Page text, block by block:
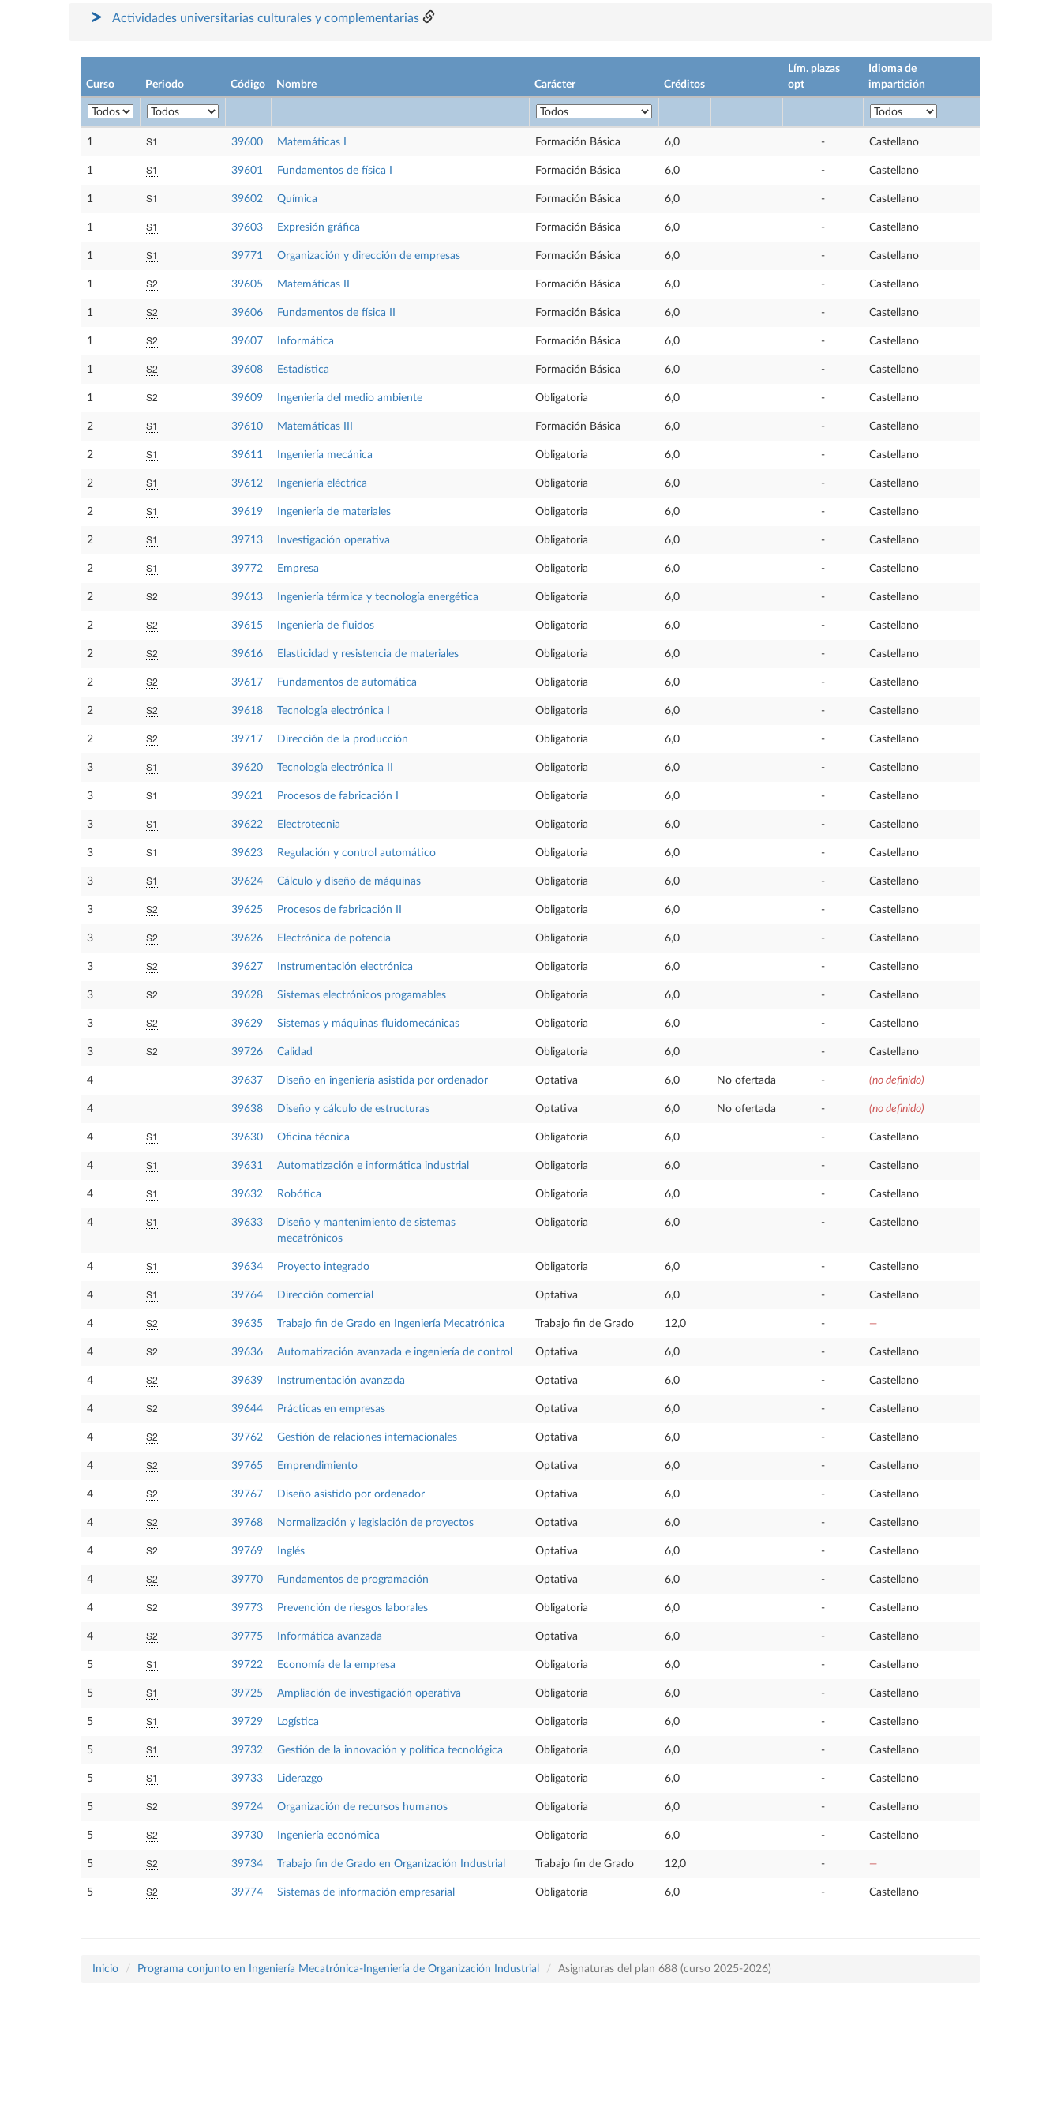
Actividades universitarias culturales y complementarias
Curso Periodo Código Nombre Carácter Créditos
Lím. plazas
opt
Idioma de
impartición
1 S1 39600 Matemáticas I Formación Básica 6,0 - Castellano
1 S1 39601 Fundamentos de física I Formación Básica 6,0 - Castellano
1 S1 39602 Química Formación Básica 6,0 - Castellano
1 S1 39603 Expresión gráfica Formación Básica 6,0 - Castellano
1 S1 39771 Organización y dirección de empresas Formación Básica 6,0 - Castellano
1 S2 39605 Matemáticas II Formación Básica 6,0 - Castellano
1 S2 39606 Fundamentos de física II Formación Básica 6,0 - Castellano
1 S2 39607 Informática Formación Básica 6,0 - Castellano
1 S2 39608 Estadística Formación Básica 6,0 - Castellano
1 S2 39609 Ingeniería del medio ambiente Obligatoria 6,0 - Castellano
2 S1 39610 Matemáticas III Formación Básica 6,0 - Castellano
2 S1 39611 Ingeniería mecánica Obligatoria 6,0 - Castellano
2 S1 39612 Ingeniería eléctrica Obligatoria 6,0 - Castellano
2 S1 39619 Ingeniería de materiales Obligatoria 6,0 - Castellano
2 S1 39713 Investigación operativa Obligatoria 6,0 - Castellano
2 S1 39772 Empresa Obligatoria 6,0 - Castellano
2 S2 39613 Ingeniería térmica y tecnología energética Obligatoria 6,0 - Castellano
2 S2 39615 Ingeniería de fluidos Obligatoria 6,0 - Castellano
2 S2 39616 Elasticidad y resistencia de materiales Obligatoria 6,0 - Castellano
2 S2 39617 Fundamentos de automática Obligatoria 6,0 - Castellano
2 S2 39618 Tecnología electrónica I Obligatoria 6,0 - Castellano
2 S2 39717 Dirección de la producción Obligatoria 6,0 - Castellano
3 S1 39620 Tecnología electrónica II Obligatoria 6,0 - Castellano
3 S1 39621 Procesos de fabricación I Obligatoria 6,0 - Castellano
3 S1 39622 Electrotecnia Obligatoria 6,0 - Castellano
3 S1 39623 Regulación y control automático Obligatoria 6,0 - Castellano
3 S1 39624 Cálculo y diseño de máquinas Obligatoria 6,0 - Castellano
3 S2 39625 Procesos de fabricación II Obligatoria 6,0 - Castellano
3 S2 39626 Electrónica de potencia Obligatoria 6,0 - Castellano
3 S2 39627 Instrumentación electrónica Obligatoria 6,0 - Castellano
3 S2 39628 Sistemas electrónicos progamables Obligatoria 6,0 - Castellano
3 S2 39629 Sistemas y máquinas fluidomecánicas Obligatoria 6,0 - Castellano
3 S2 39726 Calidad Obligatoria 6,0 - Castellano
4 39637 Diseño en ingeniería asistida por ordenador Optativa 6,0 No ofertada - (no definido)
4 39638 Diseño y cálculo de estructuras Optativa 6,0 No ofertada - (no definido)
4 S1 39630 Oficina técnica Obligatoria 6,0 - Castellano
4 S1 39631 Automatización e informática industrial Obligatoria 6,0 - Castellano
4 S1 39632 Robótica Obligatoria 6,0 - Castellano
4 S1 39633
Diseño y mantenimiento de sistemas
mecatrónicos
Obligatoria 6,0 - Castellano
4 S1 39634 Proyecto integrado Obligatoria 6,0 - Castellano
4 S1 39764 Dirección comercial Optativa 6,0 - Castellano
4 S2 39635 Trabajo fin de Grado en Ingeniería Mecatrónica Trabajo fin de Grado 12,0 - —
4 S2 39636 Automatización avanzada e ingeniería de control Optativa 6,0 - Castellano
4 S2 39639 Instrumentación avanzada Optativa 6,0 - Castellano
4 S2 39644 Prácticas en empresas Optativa 6,0 - Castellano
4 S2 39762 Gestión de relaciones internacionales Optativa 6,0 - Castellano
4 S2 39765 Emprendimiento Optativa 6,0 - Castellano
4 S2 39767 Diseño asistido por ordenador Optativa 6,0 - Castellano
4 S2 39768 Normalización y legislación de proyectos Optativa 6,0 - Castellano
4 S2 39769 Inglés Optativa 6,0 - Castellano
4 S2 39770 Fundamentos de programación Optativa 6,0 - Castellano
4 S2 39773 Prevención de riesgos laborales Obligatoria 6,0 - Castellano
4 S2 39775 Informática avanzada Optativa 6,0 - Castellano
5 S1 39722 Economía de la empresa Obligatoria 6,0 - Castellano
5 S1 39725 Ampliación de investigación operativa Obligatoria 6,0 - Castellano
5 S1 39729 Logística Obligatoria 6,0 - Castellano
5 S1 39732 Gestión de la innovación y política tecnológica Obligatoria 6,0 - Castellano
5 S1 39733 Liderazgo Obligatoria 6,0 - Castellano
5 S2 39724 Organización de recursos humanos Obligatoria 6,0 - Castellano
5 S2 39730 Ingeniería económica Obligatoria 6,0 - Castellano
5 S2 39734 Trabajo fin de Grado en Organización Industrial Trabajo fin de Grado 12,0 - —
5 S2 39774 Sistemas de información empresarial Obligatoria 6,0 - Castellano
Inicio Programa conjunto en Ingeniería Mecatrónica-Ingeniería de Organización Industrial Asignaturas del plan 688 (curso 2025-2026)